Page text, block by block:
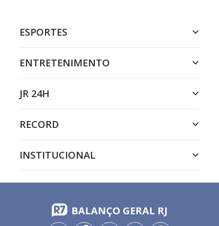
ESPORTES
ENTRETENIMENTO
JR 24H
RECORD
INSTITUCIONAL
BALANÇO GERAL RJ